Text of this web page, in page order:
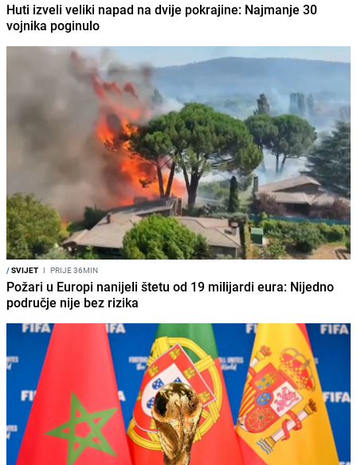
Huti izveli veliki napad na dvije pokrajine: Najmanje 30
vojnika poginulo
/SVIJET I PRIJE 36MIN
Požari u Europi nanijeli štetu od 19 milijardi eura: Nijedno
područje nije bez rizika